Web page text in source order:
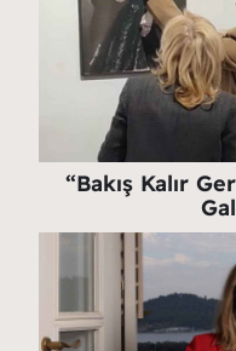
“Bakış Kalır